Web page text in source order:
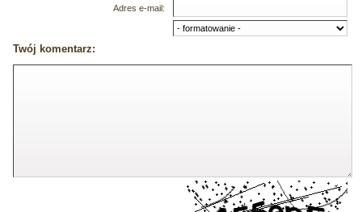
Adres e-mail:
Twój komentarz: